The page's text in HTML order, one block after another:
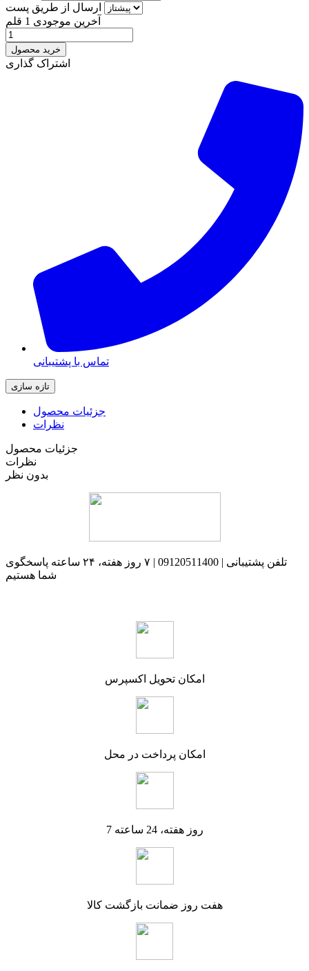
ارسال از طریق پست
آخرین موجودی 1 قلم
خرید محصول
اشتراک گذاری
تماس با پشتیبانی
جزئیات محصول
نظرات
جزئیات محصول
نظرات
بدون نظر
تلفن پشتیبانی | 09120511400 | ۷ روز هفته، ۲۴ ساعته پاسخگوی
شما هستیم
امکان تحویل اکسپرس
امکان پرداخت در محل
7 روز هفته، 24 ساعته
هفت روز ضمانت بازگشت کالا